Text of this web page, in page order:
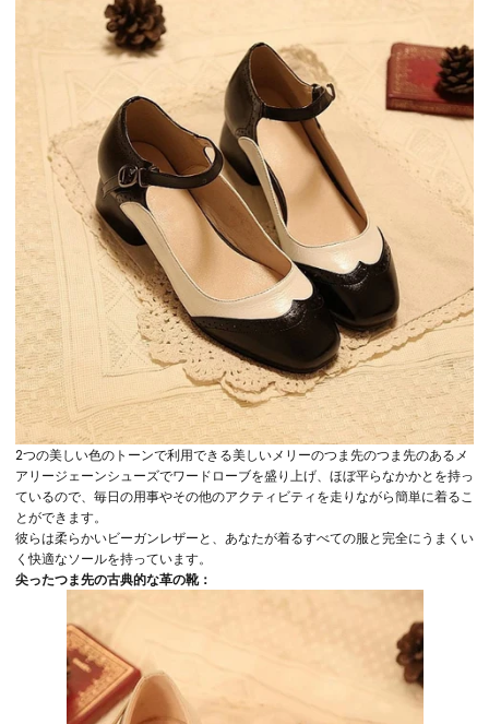
2つの美しい色のトーンで利用できる美しいメリーのつま先のつま先のあるメ
アリージェーンシューズでワードローブを盛り上げ、ほぼ平らなかかとを持っ
ているので、毎日の用事やその他のアクティビティを走りながら簡単に着るこ
とができます。
彼らは柔らかいビーガンレザーと、あなたが着るすべての服と完全にうまくい
く快適なソールを持っています。
尖ったつま先の古典的な革の靴：